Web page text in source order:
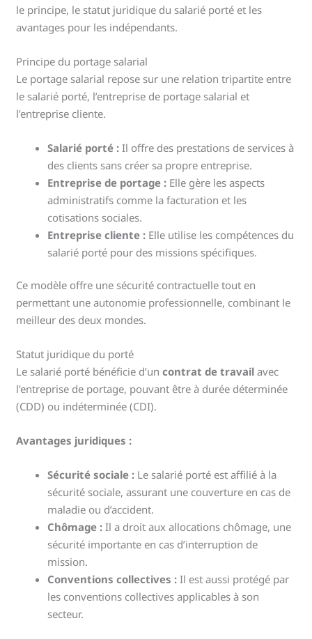
le principe, le statut juridique du salarié porté et les
avantages pour les indépendants.
Principe du portage salarial
Le portage salarial repose sur une relation tripartite entre
le salarié porté, l’entreprise de portage salarial et
l’entreprise cliente.
Salarié porté : Il offre des prestations de services à
des clients sans créer sa propre entreprise.
Entreprise de portage : Elle gère les aspects
administratifs comme la facturation et les
cotisations sociales.
Entreprise cliente : Elle utilise les compétences du
salarié porté pour des missions spécifiques.
Ce modèle offre une sécurité contractuelle tout en
permettant une autonomie professionnelle, combinant le
meilleur des deux mondes.
Statut juridique du porté
Le salarié porté bénéficie d’uncontrat de travail avec
l’entreprise de portage, pouvant être à durée déterminée
(CDD) ou indéterminée (CDI).
Avantages juridiques :
Sécurité sociale : Le salarié porté est affilié à la
sécurité sociale, assurant une couverture en cas de
maladie ou d’accident.
Chômage : Il a droit aux allocations chômage, une
sécurité importante en cas d’interruption de
mission.
Conventions collectives : Il est aussi protégé par
les conventions collectives applicables à son
secteur.